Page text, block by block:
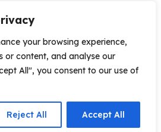
your browsing experience,
or content, and analyse our
All", you consent to our use of
Reject All Accept All